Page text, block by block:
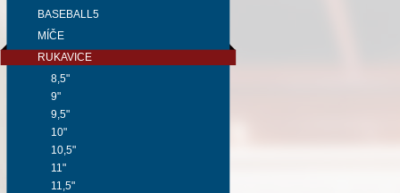
BASEBALL5
MÍČE
RUKAVICE
8,5"
9"
9,5"
10"
10,5"
11"
11,5"